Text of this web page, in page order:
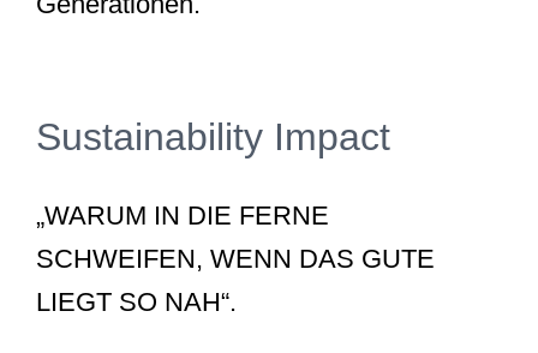
Sustainability Impact
„WARUM IN DIE FERNE
SCHWEIFEN, WENN DAS GUTE
LIEGT SO NAH“.